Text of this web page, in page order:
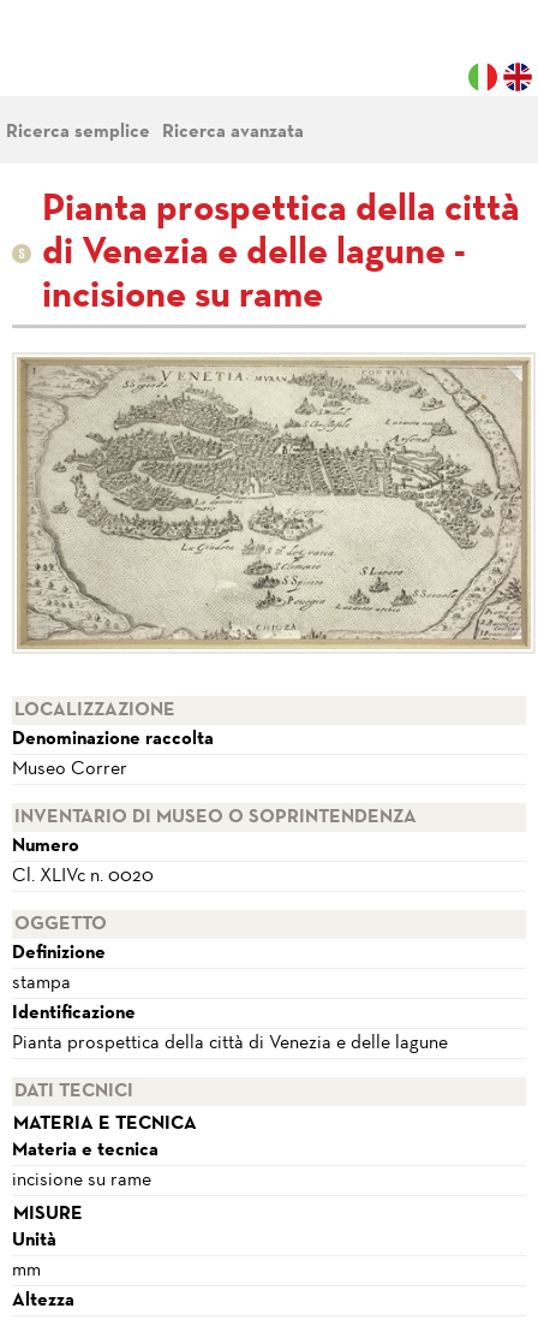
Ricerca semplice Ricerca avanzata
Pianta prospettica della città
di Venezia e delle lagune -
incisione su rame
LOCALIZZAZIONE
Denominazione raccolta
Museo Correr
INVENTARIO DI MUSEO O SOPRINTENDENZA
Numero
Cl. XLIVc n. 0020
OGGETTO
Definizione
stampa
Identificazione
Pianta prospettica della città di Venezia e delle lagune
DATI TECNICI
MATERIA E TECNICA
Materia e tecnica
incisione su rame
MISURE
Unità
mm
Altezza